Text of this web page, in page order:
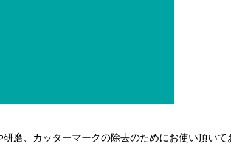
磨、カッターマークの除去のためにお使い頂いて